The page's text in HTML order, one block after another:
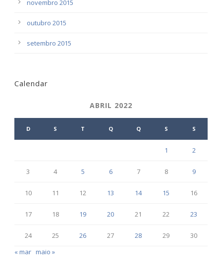
novembro 2015
outubro 2015
setembro 2015
Calendar
ABRIL 2022
D S T Q Q S S
1 2
3 4 5 6 7 8 9
10 11 12 13 14 15 16
17 18 19 20 21 22 23
24 25 26 27 28 29
30
« mar maio »